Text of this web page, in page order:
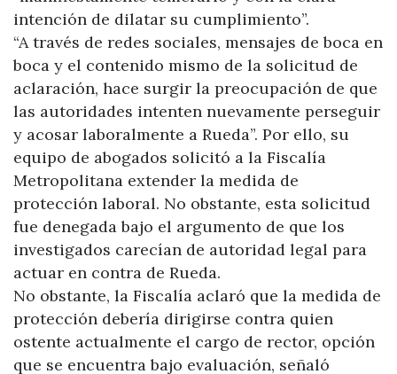
intención de dilatar su cumplimiento”.
“A través de redes sociales, mensajes de boca en
boca y el contenido mismo de la solicitud de
aclaración, hace surgir la preocupación de que
las autoridades intenten nuevamente perseguir
y acosar laboralmente a Rueda”. Por ello, su
equipo de abogados solicitó a la Fiscalía
Metropolitana extender la medida de
protección laboral. No obstante, esta solicitud
fue denegada bajo el argumento de que los
investigados carecían de autoridad legal para
actuar en contra de Rueda.
No obstante, la Fiscalía aclaró que la medida de
protección debería dirigirse contra quien
ostente actualmente el cargo de rector, opción
que se encuentra bajo evaluación, señaló